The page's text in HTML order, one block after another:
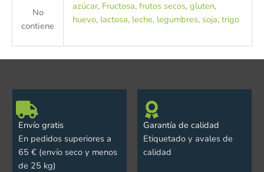
No
contiene
azúcar, Fructosa, frutos secos, gluten,
huevo, lactosa, leche, legumbres, soja, trigo
Envío gratis
En pedidos superiores a
65 € (envío seco y menos
de 25 kg)
Garantía de calidad
Etiquetado y avales de
calidad